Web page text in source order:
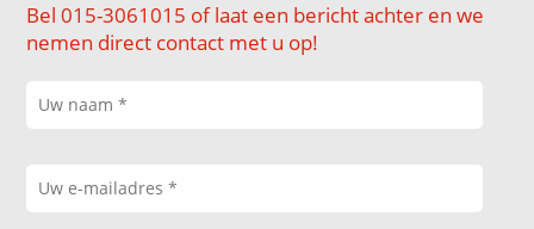
Bel 015-3061015 of laat een bericht achter en we
nemen direct contact met u op!